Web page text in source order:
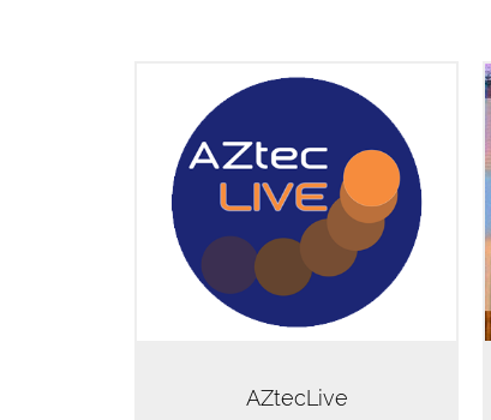
AZtecLive是一种变革性的EDS分析方
法，可以改变用户在SEM中进行样品
筛选的方式。它将实时电子图像与实
时X射线元素成像结合起来，为客户提
供了一种更为直观的与样品互动的新
AZtecLive